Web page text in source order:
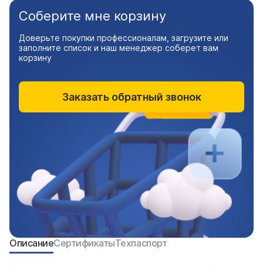
ОписаниеСертификатыТехпаспорт
Соберите мне корзину
Доверьте покупки профессионалам, загрузите или
заполните список и наш менеджер соберет вам
корзину
Заказать обратный звонок